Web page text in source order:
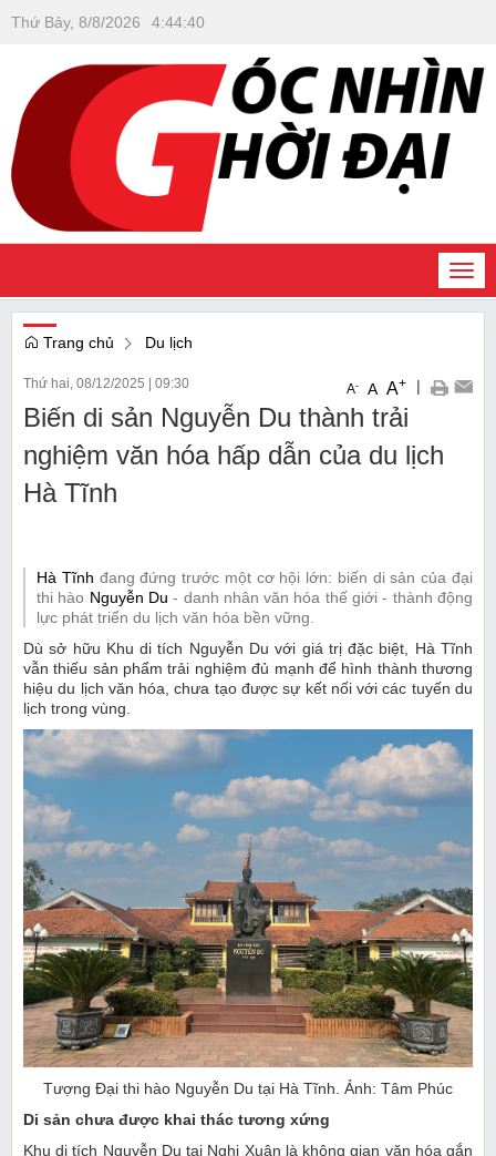
Thứ Bảy, 8/8/2026 4:44:41
Trang chủ Du lịch
Thứ hai, 08/12/2025 09:30 A- A A+ |
Biến di sản Nguyễn Du thành trải
nghiệm văn hóa hấp dẫn của du lịch
Hà Tĩnh
Hà Tĩnh đang đứng trước một cơ hội lớn: biến di sản của đại
thi hào Nguyễn Du - danh nhân văn hóa thế giới - thành động
lực phát triển du lịch văn hóa bền vững.
Dù sở hữu Khu di tích Nguyễn Du với giá trị đặc biệt, Hà Tĩnh
vẫn thiếu sản phẩm trải nghiệm đủ mạnh để hình thành thương
hiệu du lịch văn hóa, chưa tạo được sự kết nối với các tuyến du
lịch trong vùng.
Tượng Đại thi hào Nguyễn Du tại Hà Tĩnh. Ảnh: Tâm Phúc
Di sản chưa được khai thác tương xứng
Khu di tích Nguyễn Du tại Nghi Xuân là không gian văn hóa gắn